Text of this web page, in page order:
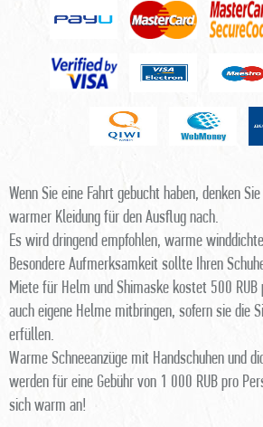
Wenn Sie eine Fahrt gebucht haben, denken
warmer Kleidung für den Ausflug nach.
Es wird dringend empfohlen, warme
Besondere Aufmerksamkeit sollte Ihren
Miete für Helm und Shimaske kostet 500 RUB
auch eigene Helme mitbringen, sofern sie die
erfüllen.
Warme Schneeanzüge mit Handschuhen und
werden für eine Gebühr von 1 000 RUB pro
sich warm an!